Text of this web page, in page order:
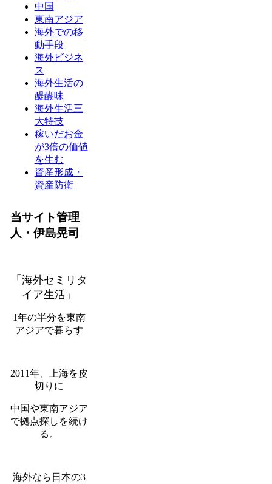
中国
東南アジア
海外での移
動手段
海外ビジネ
ス
海外生活の
醍醐味
海外生活三
大特技
稼いだお金
が3倍の価値
を生む
資産形成・
資産防衛
当サイト管理
人・伊島晃司
「海外セミリタ
イア生活」
1年の半分を東南
アジアで暮らす
2011年、上海を皮
切りに
中国や東南アジア
で拠点探しを続け
る。
海外なら日本の3